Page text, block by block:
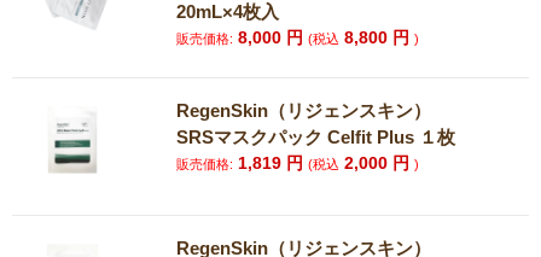
20mL×4枚入
販売価格: 8,000 円(税込 8,800 円)
RegenSkin（リジェンスキン）
SRSマスクパック Celfit Plus １枚
販売価格: 1,819 円(税込 2,000 円)
RegenSkin（リジェンスキン）